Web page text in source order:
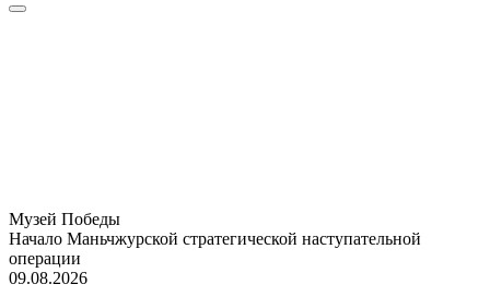
Музей Победы
Начало Маньчжурской стратегической наступательной
операции
09.08.2026